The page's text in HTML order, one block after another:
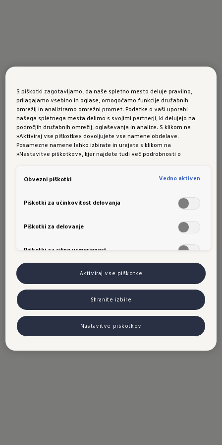
S piškotki zagotavljamo, da naše spletno mesto deluje pravilno,
prilagajamo vsebino in oglase, omogočamo funkcije družabnih
omrežij in analiziramo omrežni promet. Podatke o vaši uporabi
našega spletnega mesta delimo s svojimi partnerji, ki delujejo na
področjih družabnih omrežij, oglaševanja in analize. S klikom na
»Aktiviraj vse piškotke« dovoljujete vse namene obdelave.
Posamezne namene lahko izbirate in urejate s klikom na
»Nastavitve piškotkov«, kjer najdete tudi več podrobnosti o
Obvezni piškotki
Vedno aktiven
Piškotki za učinkovitost delovanja
Piškotki za delovanje
Piškotki za ciljno usmerjenost
Aktiviraj vse piškotke
Shranite izbire
Nastavitve piškotkov